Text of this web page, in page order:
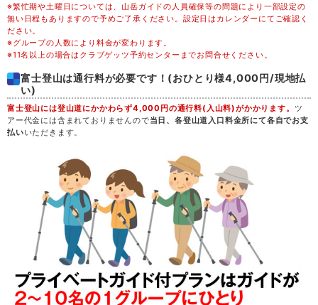
金
日 23 41,300 (40,300円) 満席
月 24 36,800
36,800円 (35,800円)
26 36,800円(35,800円)
40,800 円 (39,800円)
金 28 43,800円(42,800円) 満席
※繁忙期や土曜日については、山岳ガイドの人員確保等の問題により一部設定の
無い日程もありますので予めご了承ください。設定日はカレンダーにてご確認く
ださい。
※グループの人数により料金が変わります。
※11名以上の場合はクラブゲッツ予約センターまでお問合せください。
富士登山は通行料が必要です！(おひとり様4,000円/現地払
い)
富士登山には登山道にかかわらず4,000円の通行料(入山料)がかかります。 ツ
アー代金には含まれておりませんので当日、各登山道入口料金所にて各自でお支
払いいただきます。